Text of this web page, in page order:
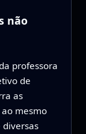
não
professora
de
as
mesmo